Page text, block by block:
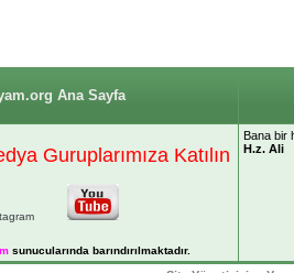
Ana Sayfa
Guruplarımıza Katılın
sunucularında barındırılmaktadır.
Bana bir
H.z. Ali